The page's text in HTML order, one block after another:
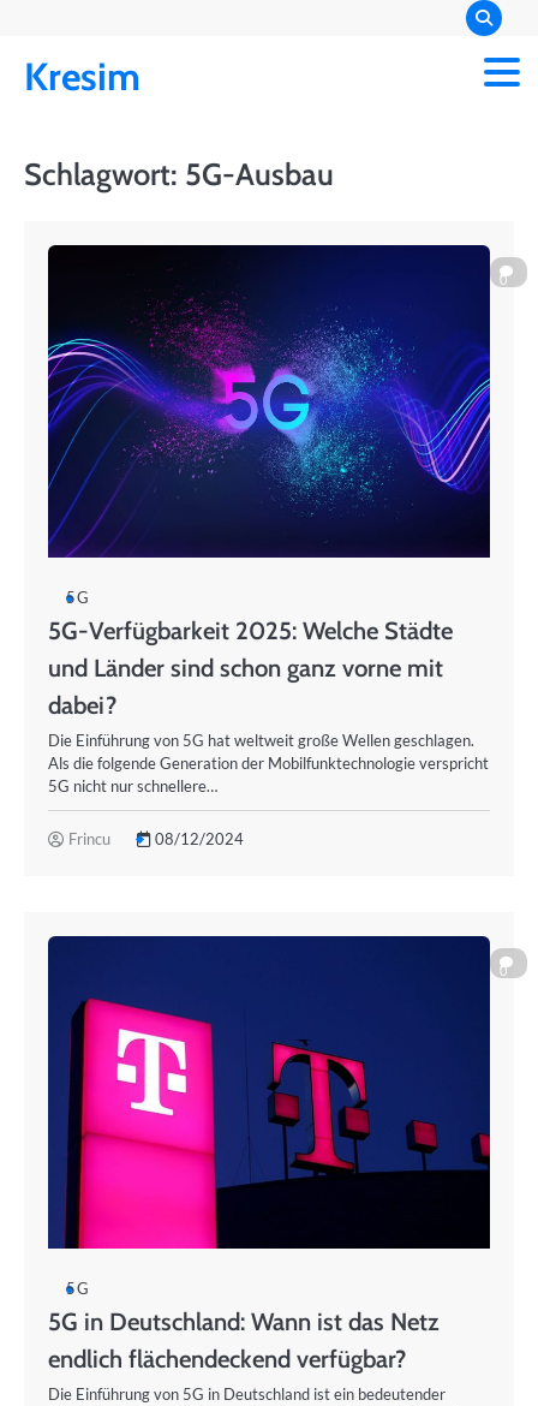
content
Kresim
Schlagwort: 5G-Ausbau
0
5G
5G-Verfügbarkeit 2025: Welche Städte
und Länder sind schon ganz vorne mit
dabei?
Die Einführung von 5G hat weltweit große Wellen geschlagen.
Als die folgende Generation der Mobilfunktechnologie verspricht
5G nicht nur schnellere…
Frincu 08/12/2024
0
5G
5G in Deutschland: Wann ist das Netz
endlich flächendeckend verfügbar?
Die Einführung von 5G in Deutschland ist ein bedeutender